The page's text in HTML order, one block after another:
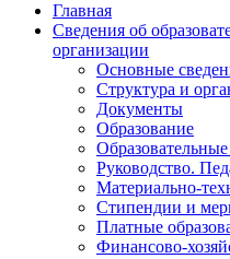
Главная
Сведения об
организации
Основные
Структура и
Документы
Образование
Руководство.
Материально-
Стипендии и
Платные
Финансово-